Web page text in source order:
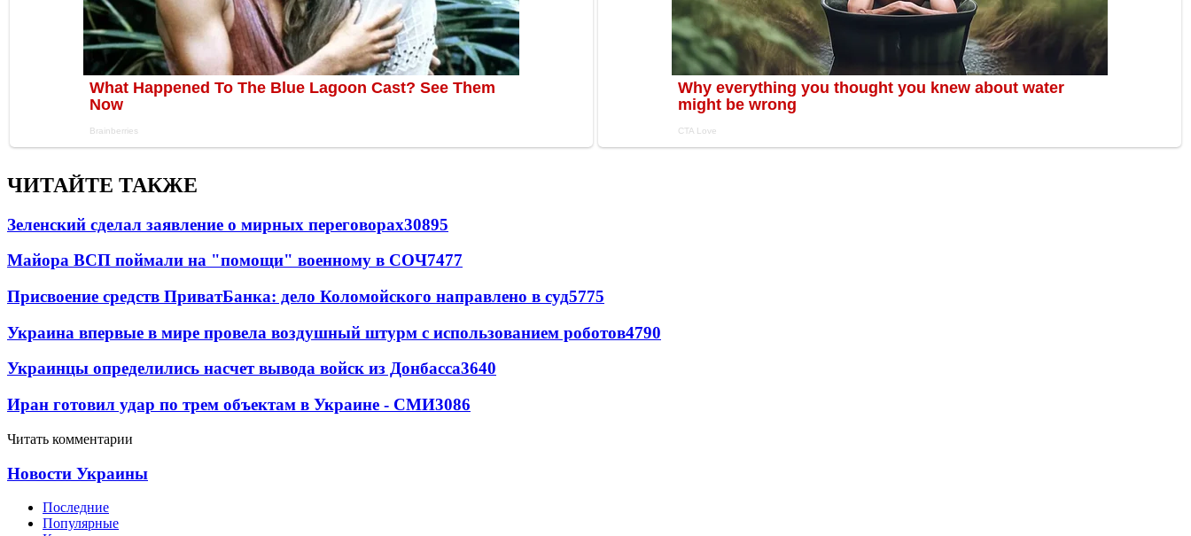
ЧИТАЙТЕ ТАКЖЕ
Зеленский сделал заявление о мирных переговорах30895
Майора ВСП поймали на "помощи" военному в СОЧ7477
Присвоение средств ПриватБанка: дело Коломойского направлено в суд5775
Украина впервые в мире провела воздушный штурм с использованием роботов4790
Украинцы определились насчет вывода войск из Донбасса3640
Иран готовил удар по трем объектам в Украине - СМИ3086
Читать комментарии
Новости Украины
Последние
Популярные